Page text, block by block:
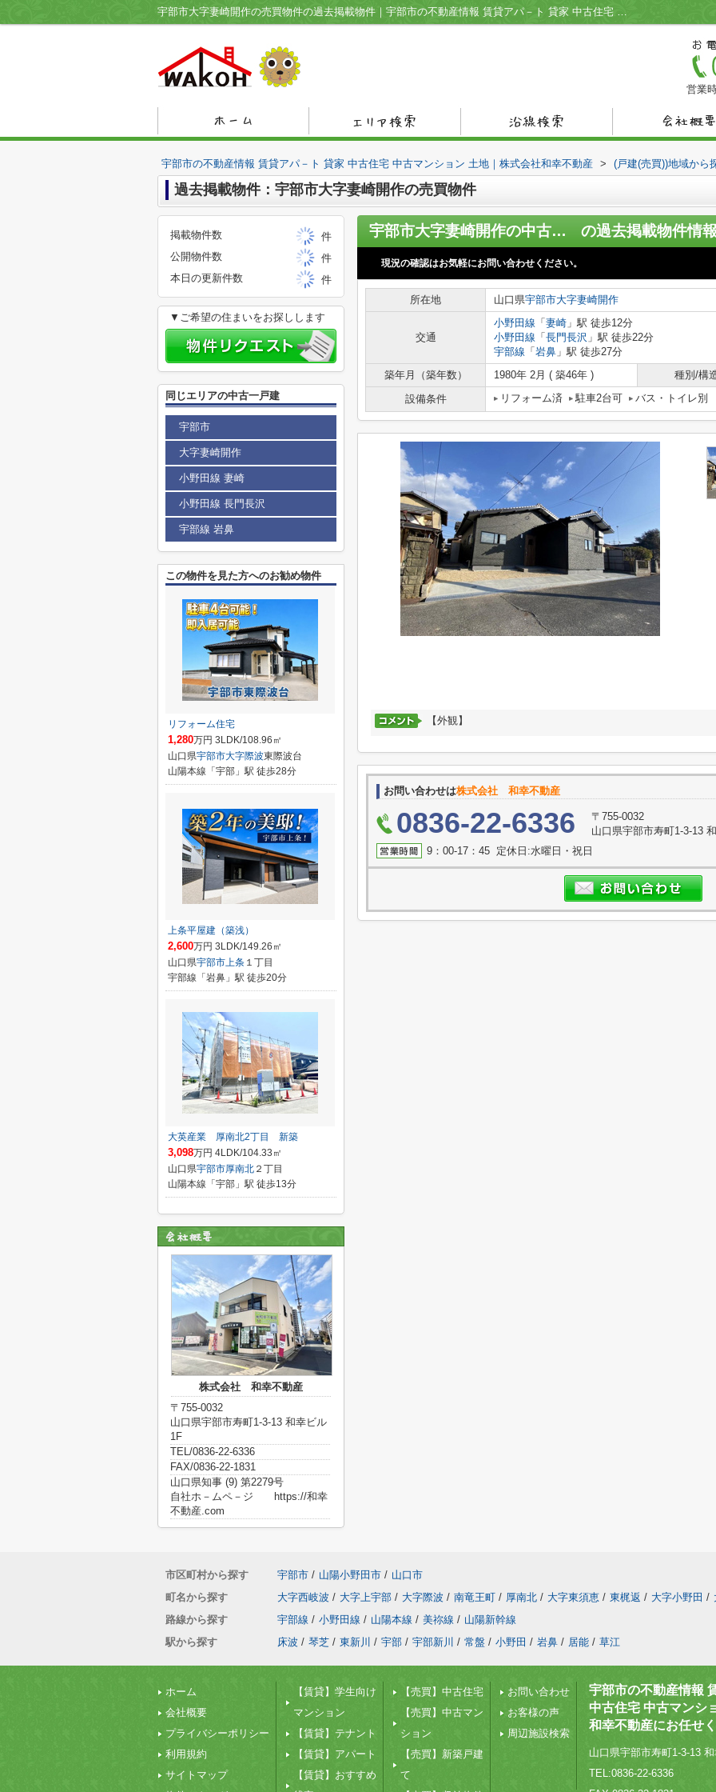
宇部市大字妻崎開作の売買物件の過去掲載物件｜宇部市の不動産情報 賃貸アパ－ト 貸家 中古住宅 中古マンション 土地｜株式会社和幸不動産
営業
宇部市の不動産情報 賃貸アパ－ト 貸家 中古住宅 中古マンション 土地｜株式会社和幸不動産 > (戸建(売買))地域から
過去掲載物件：宇部市大字妻崎開作の売買物件
宇部市大字妻崎開作の中古一戸建 の過去掲載物件情報
現況の確認はお気軽にお問い合わせください。
所在地 山口県宇部市大字妻崎開作
交通
小野田線 「 妻崎 」駅 徒歩12分
小野田線 「 長門長沢 」駅 徒歩22分
宇部線 「 岩鼻 」駅 徒歩27分
築年月（築年数）
1980年 2月 ( 築46年 ) 種別/構
設備条件
リフォーム済 駐車2台可 バス・トイレ別
【外観】
お問い合わせは株式会社 和幸不動産
0836-22-6336
〒755-0032
山口県宇部市寿町1-3-13
9：00-17：45 定休日:水曜日・祝日
掲載物件数
件
公開物件数
件
本日の更新件数
件
▼ご希望の住まいをお探しします
同じエリアの中古一戸建
宇部市
大字妻崎開作
小野田線 妻崎
小野田線 長門長沢
宇部線 岩鼻
この物件を見た方へのお勧め物件
リフォーム住宅
1,280万円 3LDK/108.96㎡
山口県宇部市大字際波東際波台
山陽本線「宇部」駅 徒歩28分
上条平屋建（築浅）
2,600万円 3LDK/149.26㎡
山口県宇部市上条 １丁目
宇部線「岩鼻」駅 徒歩20分
大英産業 厚南北2丁目 新築
3,098万円 4LDK/104.33㎡
山口県宇部市厚南北 ２丁目
山陽本線「宇部」駅 徒歩13分
株式会社 和幸不動産
〒755-0032
山口県宇部市寿町1-3-13 和幸ビル
1F
TEL/0836-22-6336
FAX/0836-22-1831
山口県知事 (9) 第2279号
自社ホ－ムペ－ジ https://和幸
不動産.com
市区町村から探す 宇部市 / 山陽小野田市 / 山口市
町名から探す
大字西岐波 / 大字上宇部 / 大字際波 / 南竜王町 / 厚南北 / 大字東須恵 / 東梶返 / 大字小野田 /
路線から探す
宇部線 / 小野田線 / 山陽本線 / 美祢線 / 山陽新幹線
駅から探す
床波 / 琴芝 / 東新川 / 宇部 / 宇部新川 / 常盤 / 小野田 / 岩鼻 / 居能 / 草江
ホーム
会社概要
プライバシーポリシー
利用規約
サイトマップ
【賃貸】学生向け
マンション
【賃貸】テナント
【賃貸】アパート
【賃貸】おすすめ
【売買】中古住宅
【売買】中古マン
ション
【売買】新築戸建
て
お問い合わせ
お客様の声
周辺施設検索
宇部市の不動産情報
中古住宅 中古マンシ
和幸不動産にお任せ
山口県宇部市寿町1-3-13
TEL:0836-22-6336